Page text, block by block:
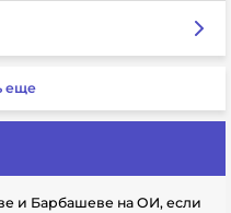
еще
и Барбашеве на ОИ, если